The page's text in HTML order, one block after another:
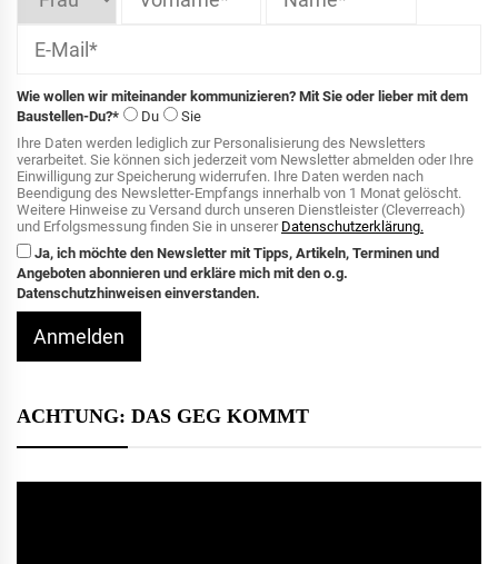
Wie wollen wir miteinander kommunizieren? Mit Sie oder lieber mit dem
Baustellen-Du?*
Du
Sie
Ihre Daten werden lediglich zur Personalisierung des Newsletters
verarbeitet. Sie können sich jederzeit vom Newsletter abmelden oder Ihre
Einwilligung zur Speicherung widerrufen. Ihre Daten werden nach
Beendigung des Newsletter-Empfangs innerhalb von 1 Monat gelöscht.
Weitere Hinweise zu Versand durch unseren Dienstleister (Cleverreach)
und Erfolgsmessung finden Sie in unserer Datenschutzerklärung.
Ja, ich möchte den Newsletter mit Tipps, Artikeln, Terminen und
Angeboten abonnieren und erkläre mich mit den o.g.
Datenschutzhinweisen einverstanden.
Anmelden
ACHTUNG: DAS GEG KOMMT